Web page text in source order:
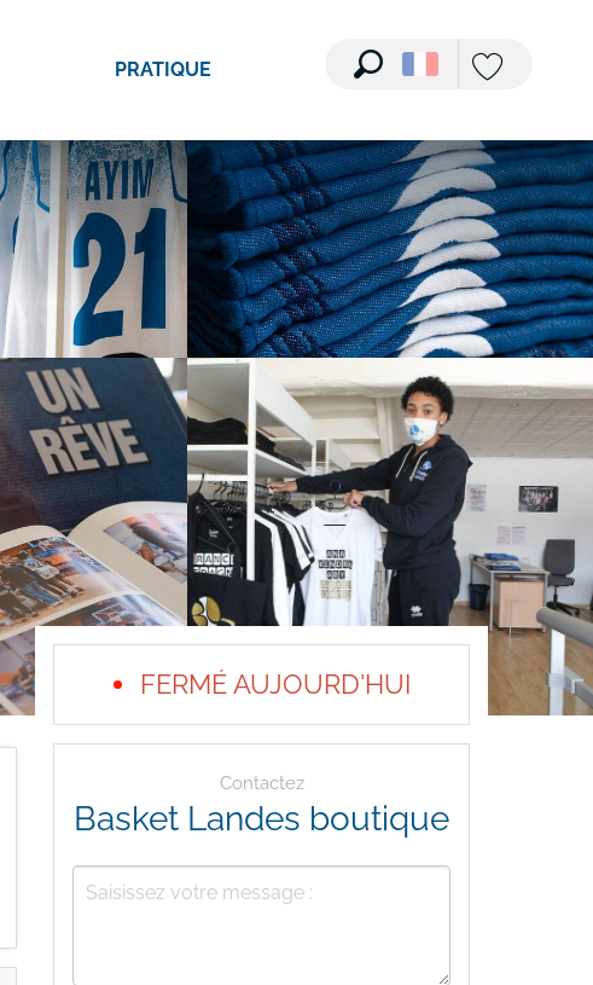
Recherche
PRATIQUE
Voir les photos (5)
FERMÉ AUJOURD'HUI
Contactez
Basket Landes boutique